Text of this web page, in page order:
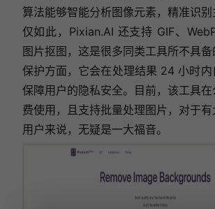
算法能够智能分析图像元素，精准识
仅如此， Pixian.AI 还支持 GIF、
图片抠图，这是很多同类工具所不具
保护方面，它会在处理结果 24 小时内
保障用户的隐私安全。目前，该工具
费使用，且支持批量处理图片，对于
用户来说，无疑是一大福音。